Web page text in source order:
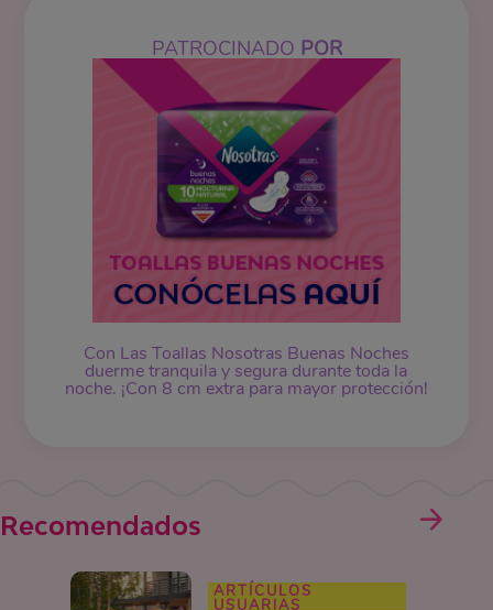
PATROCINADO POR
Con Las Toallas Nosotras Buenas Noches
duerme tranquila y segura durante toda la
noche. ¡Con 8 cm extra para mayor protección!
Recomendados
ARTÍCULOS
USUARIAS